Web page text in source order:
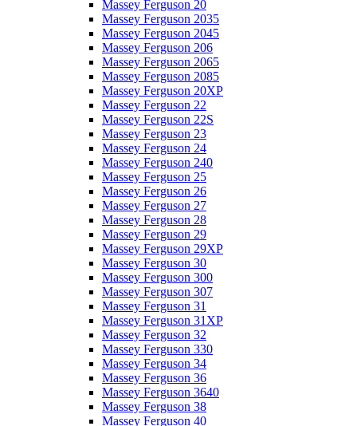
Massey Ferguson 20
Massey Ferguson 2035
Massey Ferguson 2045
Massey Ferguson 206
Massey Ferguson 2065
Massey Ferguson 2085
Massey Ferguson 20XP
Massey Ferguson 22
Massey Ferguson 22S
Massey Ferguson 23
Massey Ferguson 24
Massey Ferguson 240
Massey Ferguson 25
Massey Ferguson 26
Massey Ferguson 27
Massey Ferguson 28
Massey Ferguson 29
Massey Ferguson 29XP
Massey Ferguson 30
Massey Ferguson 300
Massey Ferguson 307
Massey Ferguson 31
Massey Ferguson 31XP
Massey Ferguson 32
Massey Ferguson 330
Massey Ferguson 34
Massey Ferguson 36
Massey Ferguson 3640
Massey Ferguson 38
Massey Ferguson 40